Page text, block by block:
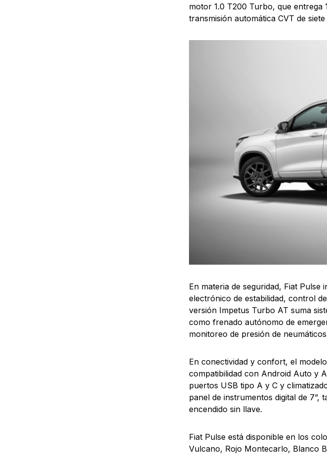
motor 1.0 T200 Turbo, que entrega
transmisión automática CVT de siete
En materia de seguridad, Fiat
electrónico de estabilidad, control
versión Impetus Turbo AT suma
como frenado autónomo de
monitoreo de presión de
En conectividad y confort, el
compatibilidad con Android Auto y
puertos USB tipo A y C y
panel de instrumentos digital de 7”,
encendido sin llave.
Fiat Pulse está disponible en los
Vulcano, Rojo Montecarlo, Blanco